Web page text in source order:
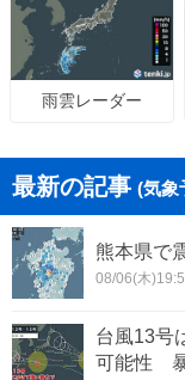
雨雲レーダー
最新の記事 (気象
熊本県で
08/06(木
台風13号
可能性